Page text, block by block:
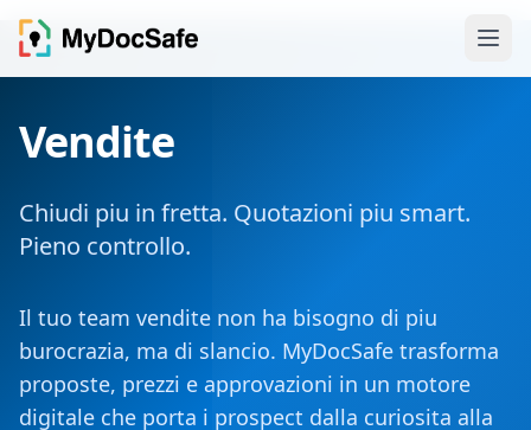
Vendite
Chiudi piu in fretta. Quotazioni piu smart.
Pieno controllo.
Il tuo team vendite non ha bisogno di piu
burocrazia, ma di slancio. MyDocSafe trasforma
proposte, prezzi e approvazioni in un motore
digitale che porta i prospect dalla curiosita alla